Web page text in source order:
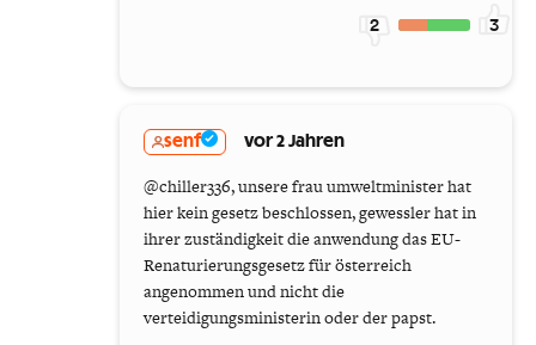
2 3
senf vor 2 Jahren
@chiller336, unsere frau umweltminister hat
hier kein gesetz beschlossen, gewessler hat in
ihrer zuständigkeit die anwendung das EU-
Renaturierungsgesetz für österreich
angenommen und nicht die
verteidigungsministerin oder der papst.